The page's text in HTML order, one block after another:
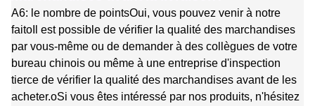
A6: le nombre de pointsOui, vous pouvez venir à notre
faito Il est possible de vérifier la qualité des marchandises
par vous-même ou de demander à des collègues de votre
bureau chinois ou même à une entreprise d'inspection
tierce de vérifier la qualité des marchandises avant de les
acheter.oSi vous êtes intéressé par nos produits, n'hésitez